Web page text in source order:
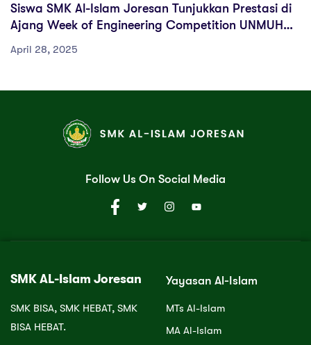
Siswa SMK Al-Islam Joresan Tunjukkan Prestasi di
Ajang Week of Engineering Competition UNMUH
April 28, 2025
Follow Us On Social Media
SMK AL-Islam Joresan
SMK BISA, SMK HEBAT, SMK
BISA HEBAT.
Yayasan Al-Islam
MTs Al-Islam
MA Al-Islam